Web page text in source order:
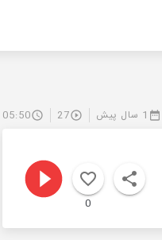
1 سال پیش 27
05:50
0